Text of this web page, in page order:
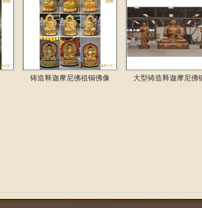
铸造释迦摩尼佛祖铜佛像 大型铸造释迦摩尼佛